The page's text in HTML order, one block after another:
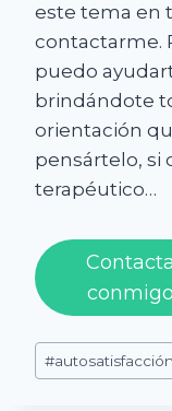
este tema en
contactarme.
puedo
brindándote
orientación
pensártelo, si
terapéutico…
Contacta
conmigo
Etiquetas
de
#autosatisfacción